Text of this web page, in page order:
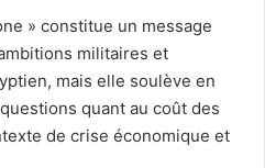
» constitue un message
militaires et
mais elle soulève en
quant au coût des
de crise économique et